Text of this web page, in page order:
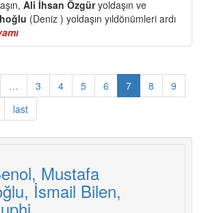
Ali İhsan Özgüryoldaşın ve
(Deniz ) yoldaşın yıldönümleri ardı
Bilen,
Tok,
Özgür,
Deniz
Yoldaşlar
Yaşıyor
… 3 4 5 6 7 8
9
last